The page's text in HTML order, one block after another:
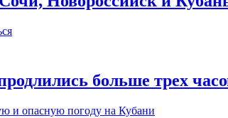
больше трех